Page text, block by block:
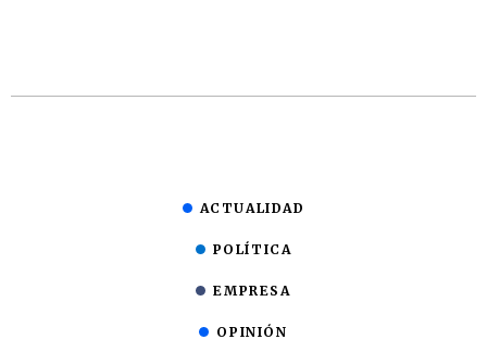
ACTUALIDAD
POLÍTICA
EMPRESA
OPINIÓN